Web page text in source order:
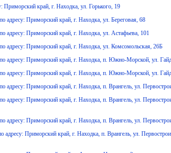
край, г. Находка, ул. Горького, 19
адресу: Приморский край, г. Находка, ул. Береговая, 68
адресу: Приморский край, г. Находка, ул. Астафьева, 101
адресу: Приморский край, г. Находка, ул. Комсомольская, 26Б
адресу: Приморский край, г. Находка, п. Южно-Морской, ул.
адресу: Приморский край, г. Находка, п. Южно-Морской, ул.
Приморский край, г. Находка, п. Врангель, ул.
Приморский край, г. Находка, п. Врангель, ул.
Приморский край, г. Находка, п. Врангель, ул.
Приморский край, г. Находка, п. Врангель, ул.